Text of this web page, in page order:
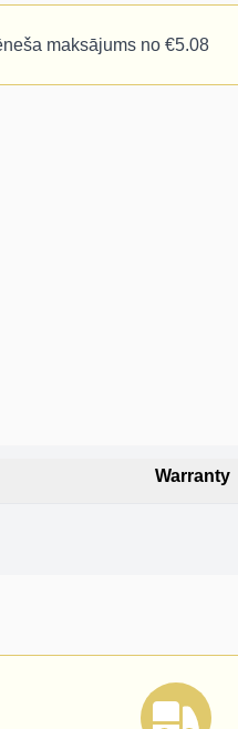
maksājums no €5.08
Warranty